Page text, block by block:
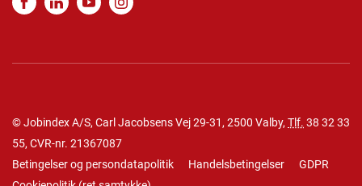
© Jobindex A/S, Carl Jacobsens Vej 29-31, 2500 Valby, Tlf. 38 32 33
55, CVR-nr. 21367087
Betingelser og persondatapolitik
Handelsbetingelser
GDPR